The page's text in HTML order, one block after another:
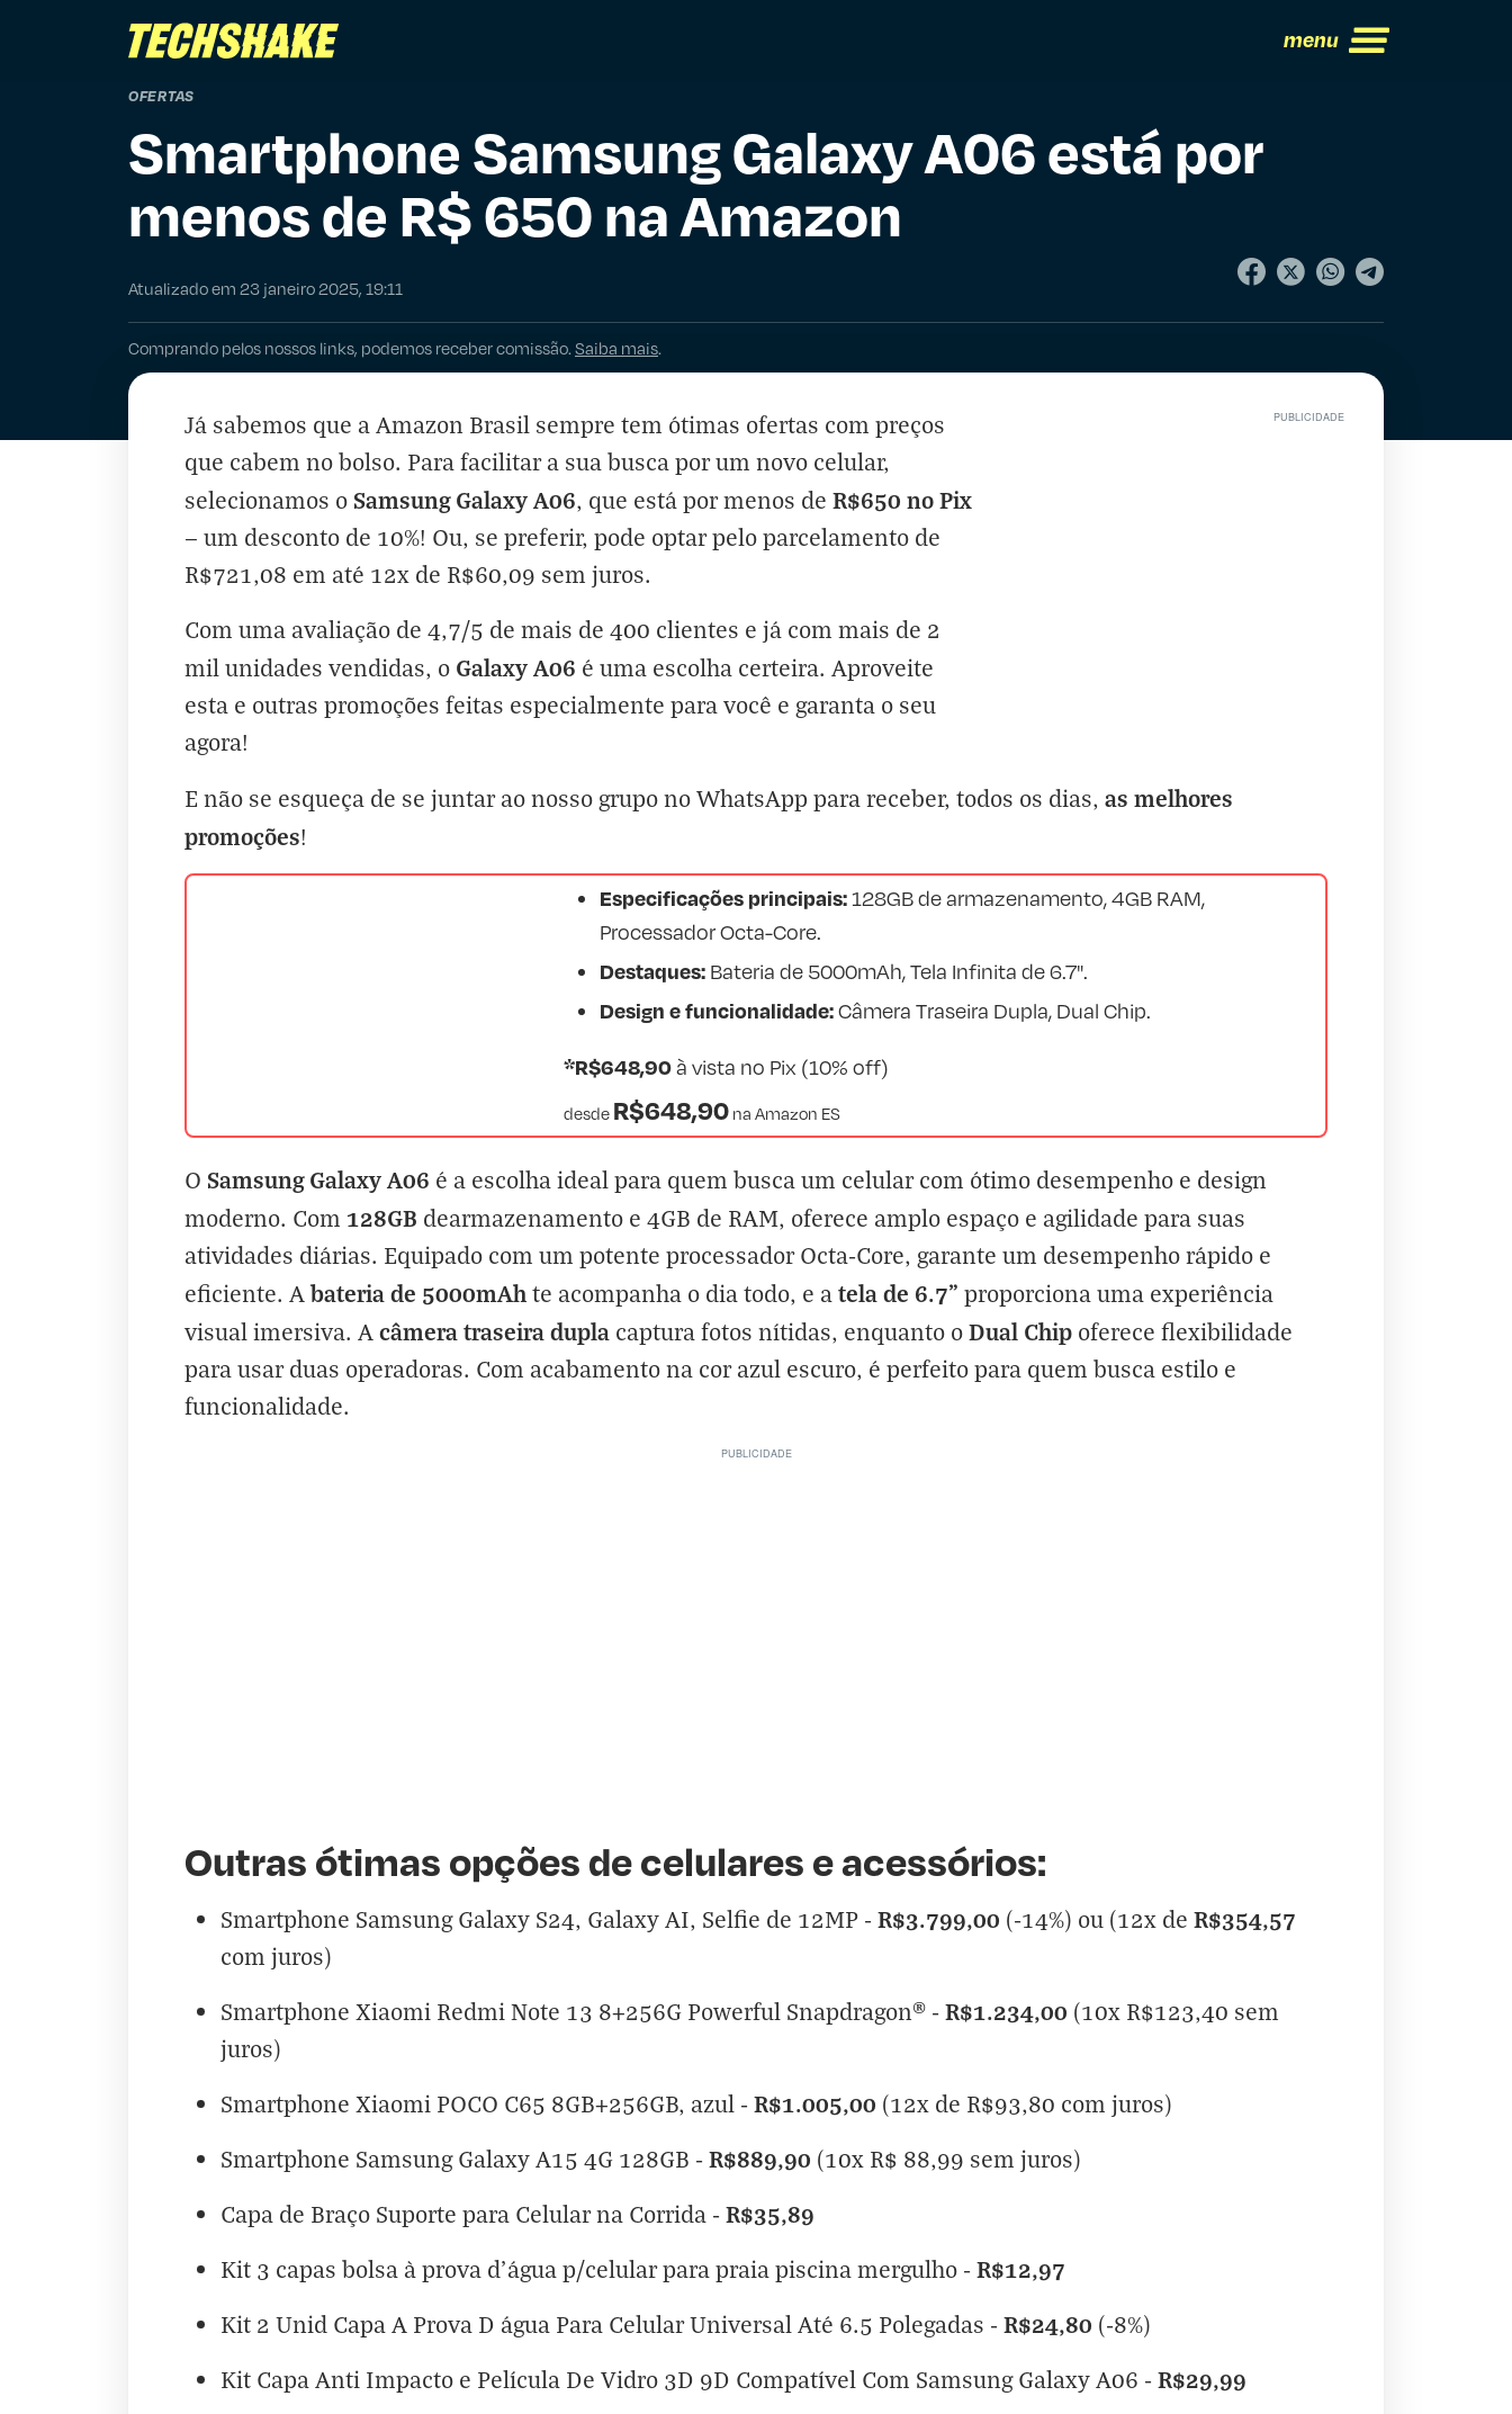
menu
OFERTAS
Smartphone Samsung Galaxy A06 está por
menos de R$ 650 na Amazon
Atualizado em 23 janeiro 2025, 19:11
Comprando pelos nossos links, podemos receber comissão. Saiba mais.
Já sabemos que a Amazon Brasil sempre tem ótimas ofertas com preços
que cabem no bolso. Para facilitar a sua busca por um novo celular,
selecionamos o Samsung Galaxy A06, que está por menos de R$650 no Pix
— um desconto de 10%! Ou, se preferir, pode optar pelo parcelamento de
R$721,08 em até 12x de R$60,09 sem juros.
Com uma avaliação de 4,7/5 de mais de 400 clientes e já com mais de 2
mil unidades vendidas, o Galaxy A06 é uma escolha certeira. Aproveite
esta e outras promoções feitas especialmente para você e garanta o seu
agora!
E não se esqueça de se juntar ao nosso grupo noWhatsApp para receber, todos os dias, as melhores
promoções!
Especificações principais:128GB de armazenamento, 4GB RAM,
Processador Octa-Core.
Destaques: Bateria de 5000mAh, Tela Infinita de 6.7".
Design e funcionalidade:Câmera Traseira Dupla, Dual Chip.
*R$648,90à vista no Pix (10% off)
desde R$648,90 na Amazon ES
O Samsung Galaxy A06 é a escolha ideal para quem busca um celular com ótimo desempenho e design
moderno. Com 128GB dearmazenamento e 4GB de RAM, oferece amplo espaço e agilidade para suas
atividades diárias. Equipado com um potente processador Octa-Core, garante um desempenho rápido e
eficiente. A bateria de 5000mAh te acompanha o dia todo, e a tela de 6.7" proporciona uma experiência
visual imersiva. A câmera traseira dupla captura fotos nítidas, enquanto oDual Chip oferece flexibilidade
para usar duas operadoras. Com acabamento na cor azul escuro, é perfeito para quem busca estilo e
funcionalidade.
Outras ótimas opções de celulares e acessórios:
Smartphone Samsung Galaxy S24, Galaxy AI, Selfie de 12MP - R$3.799,00 (-14%) ou (12x de R$354,57
com juros)
Smartphone Xiaomi Redmi Note 13 8+256G Powerful Snapdragon® - R$1.234,00 (10x R$123,40 sem
juros)
Smartphone Xiaomi POCO C65 8GB+256GB, azul - R$1.005,00 (12x de R$93,80 com juros)
Smartphone Samsung Galaxy A15 4G 128GB - R$889,90 (10x R$ 88,99 sem juros)
Capa de Braço Suporte para Celular na Corrida - R$35,89
Kit 3 capas bolsa à prova d'água p/celular para praia piscina mergulho - R$12,97
Kit 2 Unid Capa A Prova D água Para Celular Universal Até 6.5 Polegadas - R$24,80 (-8%)
Kit Capa Anti Impacto e Película De Vidro 3D 9D Compatível Com Samsung Galaxy A06 - R$29,99